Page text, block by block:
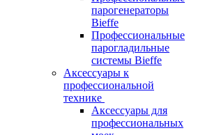
парогенераторы
Bieffe
Профессиональные
парогладильные
системы Bieffe
Аксессуары к
профессиональной
технике
Аксессуары для
профессиональных